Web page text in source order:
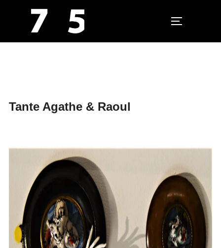
Tante Agathe & Raoul